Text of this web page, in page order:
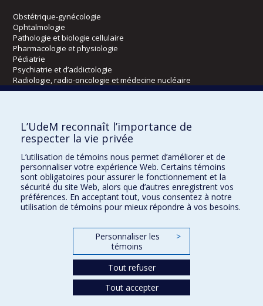
Obstétrique-gynécologie
Ophtalmologie
Pathologie et biologie cellulaire
Pharmacologie et physiologie
Pédiatrie
Psychiatrie et d’addictologie
Radiologie, radio-oncologie et médecine nucléaire
Écoles
Kinésiologie et des sciences de l’activité physique
Orthophonie et audiologie
Réadaptation
Directions
DPC
CPASS
L’UdeM reconnaît l’importance de
respecter la vie privée
L’utilisation de témoins nous permet d’améliorer et de
personnaliser votre expérience Web. Certains témoins
sont obligatoires pour assurer le fonctionnement et la
sécurité du site Web, alors que d’autres enregistrent vos
préférences. En acceptant tout, vous consentez à notre
utilisation de témoins pour mieux répondre à vos besoins.
Personnaliser les
témoins
>
Tout refuser
Tout accepter